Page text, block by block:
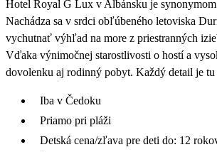
Hotel Royal G Lux v Albánsku je
Nachádza sa v srdci obľúbeného letoviska
vychutnať výhľad na more z priestranných
Vďaka výnimočnej starostlivosti o hostí a
dovolenku aj rodinný pobyt. Každý detail je
Iba v Čedoku
Priamo pri pláži
Detská cena/zľava pre deti do: 12